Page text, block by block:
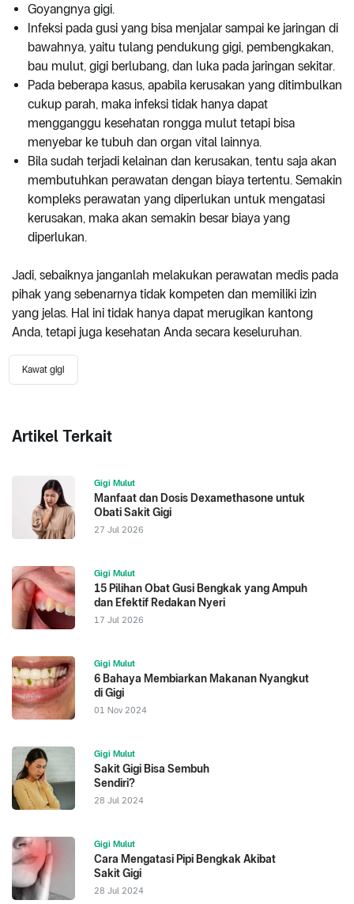
Goyangnya gigi.
Infeksi pada gusi yang bisa menjalar sampai ke jaringan di
bawahnya, yaitu tulang pendukung gigi, pembengkakan,
bau mulut, gigi berlubang, dan luka pada jaringan sekitar.
Pada beberapa kasus, apabila kerusakan yang ditimbulkan
cukup parah, maka infeksi tidak hanya dapat
mengganggu kesehatan rongga mulut tetapi bisa
menyebar ke tubuh dan organ vital lainnya.
Bila sudah terjadi kelainan dan kerusakan, tentu saja akan
membutuhkan perawatan dengan biaya tertentu. Semakin
kompleks perawatan yang diperlukan untuk mengatasi
kerusakan, maka akan semakin besar biaya yang
diperlukan.
Jadi, sebaiknya janganlah melakukan perawatan medis pada
pihak yang sebenarnya tidak kompeten dan memiliki izin
yang jelas. Hal ini tidak hanya dapat merugikan kantong
Anda, tetapi juga kesehatan Anda secara keseluruhan.
Kawat gigi
Artikel Terkait
Gigi Mulut
Manfaat dan Dosis Dexamethasone untuk
Obati Sakit Gigi
27 Jul 2026
Gigi Mulut
15 Pilihan Obat Gusi Bengkak yang Ampuh
dan Efektif Redakan Nyeri
17 Jul 2026
Gigi Mulut
6 Bahaya Membiarkan Makanan Nyangkut
di Gigi
01 Nov 2024
Gigi Mulut
Sakit Gigi Bisa Sembuh
Sendiri?
28 Jul 2024
Gigi Mulut
Cara Mengatasi Pipi Bengkak Akibat
Sakit Gigi
28 Jul 2024